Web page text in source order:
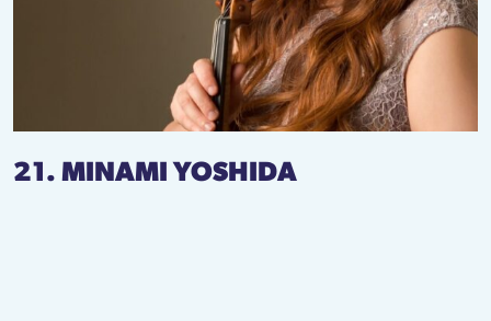
21. MINAMI YOSHIDA